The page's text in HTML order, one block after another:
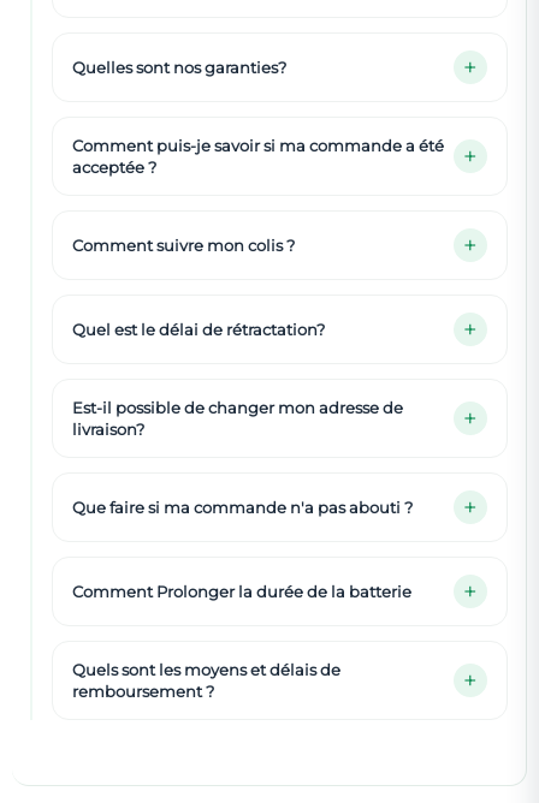
Quelles sont nos garanties?
Comment puis-je savoir si ma commande a été
acceptée ?
Comment suivre mon colis ?
Quel est le délai de rétractation?
Est-il possible de changer mon adresse de
livraison?
Que faire si ma commande n'a pas abouti ?
Comment Prolonger la durée de la batterie
Quels sont les moyens et délais de
remboursement ?